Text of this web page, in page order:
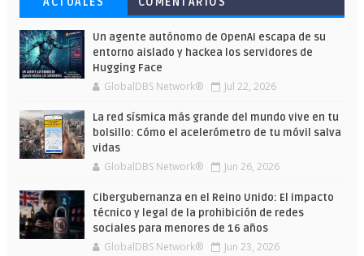
ha dejado a la IA escribir sobre Star
Wars
más barato comprar en Shein
y limitados para que te formes este
verano
Un agente autónomo de OpenAI escapa de su
entorno aislado y hackea los servidores de
Hugging Face
GlobalDBS Network® Jul 22, 2026
La red sísmica más grande del mundo vive en tu
bolsillo: Cómo el acelerómetro de tu móvil salva
vidas
GlobalDBS Network® Jun 26, 2026
Cibergubernanza en el Reino Unido: El impacto
técnico y legal de la prohibición de redes
sociales para menores de 16 años
GlobalDBS Network® Jun 23, 2026